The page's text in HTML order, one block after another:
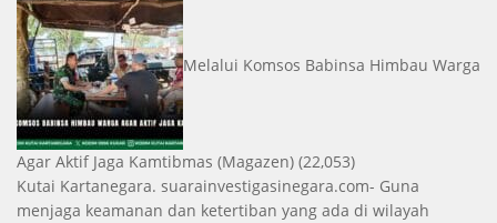
Melalui Komsos Babinsa Himbau Warga
Agar Aktif Jaga Kamtibmas (Magazen) (22,053)
Kutai Kartanegara. suarainvestigasinegara.com- Guna
menjaga keamanan dan ketertiban yang ada di wilayah